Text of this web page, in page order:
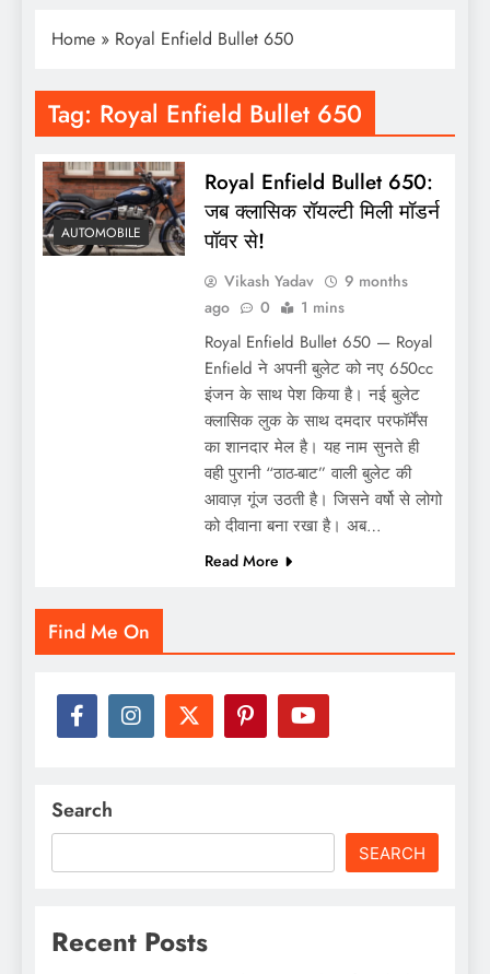
Home » Royal Enfield Bullet 650
Tag: Royal Enfield Bullet 650
AUTOMOBILE
Royal Enfield Bullet 650:
जब क्लासिक रॉयल्टी मिली मॉडर्न
पॉवर से!
Vikash Yadav
9 months
ago
0 1 mins
Royal Enfield Bullet 650 — Royal
Enfield ने अपनी बुलेट को नए 650cc
इंजन के साथ पेश किया है। नई बुलेट
क्लासिक लुक के साथ दमदार परफॉर्मेंस
का शानदार मेल है। यह नाम सुनते ही
वही पुरानी “ठाठ-बाट” वाली बुलेट की
आवाज़ गूंज उठती है। जिसने वर्षो से लोगो
को दीवाना बना रखा है। अब…
Read More
Find Me On
Search
SEARCH
Recent Posts